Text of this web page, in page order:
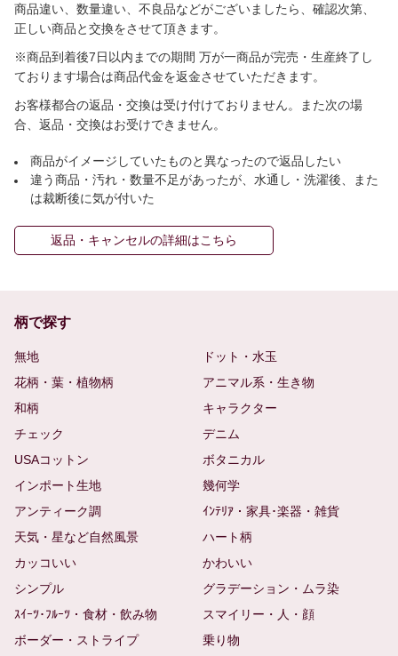
商品違い、数量違い、不良品などがございましたら、確認次第、
正しい商品と交換をさせて頂きます。
※商品到着後7日以内までの期間 万が一商品が完売・生産終了し
ております場合は商品代金を返金させていただきます。
お客様都合の返品・交換は受け付けておりません。また次の場
合、返品・交換はお受けできません。
商品がイメージしていたものと異なったので返品したい
違う商品・汚れ・数量不足があったが、水通し・洗濯後、また
は裁断後に気が付いた
返品・キャンセルの詳細はこちら
柄で探す
無地
ドット・水玉
花柄・葉・植物柄
アニマル系・生き物
和柄
キャラクター
チェック
デニム
USAコットン
ボタニカル
インポート生地
幾何学
アンティーク調
ｲﾝﾃﾘｱ・家具･楽器・雑貨
天気・星など自然風景
ハート柄
カッコいい
かわいい
シンプル
グラデーション・ムラ染
ｽｲｰﾂ･ﾌﾙｰﾂ・食材・飲み物
スマイリー・人・顔
ボーダー・ストライプ
乗り物